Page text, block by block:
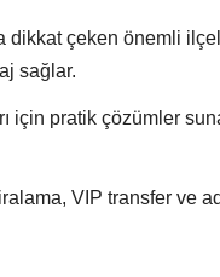
çeken önemli
sağlar.
için pratik çözümler
VIP transfer ve